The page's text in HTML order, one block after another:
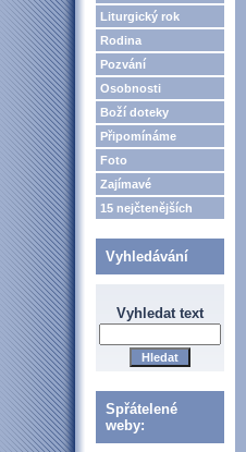
Liturgický rok
Rodina
Pozvání
Osobnosti
Boží doteky
Připomínáme
Foto
Zajímavé
15 nejčtenějších
Vyhledávání
Vyhledat text
Spřátelené
weby: